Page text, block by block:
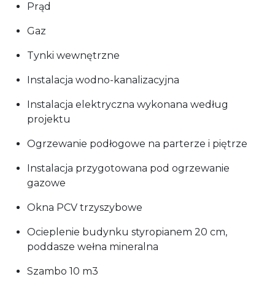
Prąd
Gaz
Tynki wewnętrzne
Instalacja wodno-kanalizacyjna
Instalacja elektryczna wykonana według
projektu
Ogrzewanie podłogowe na parterze i piętrze
Instalacja przygotowana pod ogrzewanie
gazowe
Okna PCV trzyszybowe
Ocieplenie budynku styropianem 20 cm,
poddasze wełna mineralna
Szambo 10 m3